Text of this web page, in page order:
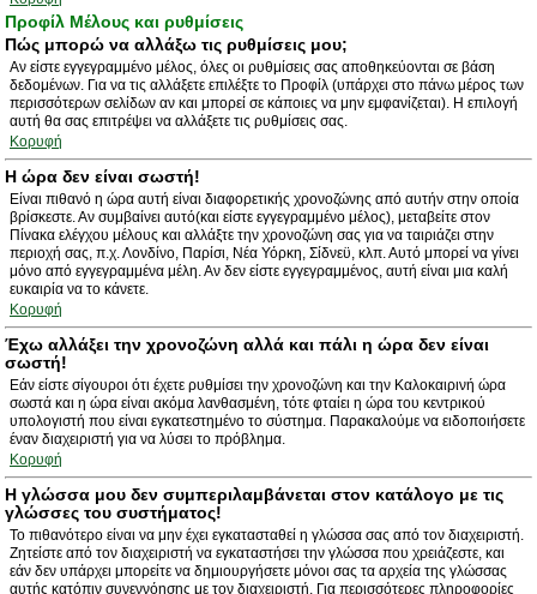
Προφίλ Μέλους και ρυθμίσεις
Πώς μπορώ να αλλάξω τις ρυθμίσεις μου;
Αν είστε εγγεγραμμένο μέλος, όλες οι ρυθμίσεις σας αποθηκεύονται σε βάση
δεδομένων. Για να τις αλλάξετε επιλέξτε το Προφίλ (υπάρχει στο πάνω μέρος των
περισσότερων σελίδων αν και μπορεί σε κάποιες να μην εμφανίζεται). Η επιλογή
αυτή θα σας επιτρέψει να αλλάξετε τις ρυθμίσεις σας.
Κορυφή
Η ώρα δεν είναι σωστή!
Είναι πιθανό η ώρα αυτή είναι διαφορετικής χρονοζώνης από αυτήν στην οποία
βρίσκεστε. Αν συμβαίνει αυτό(και είστε εγγεγραμμένο μέλος), μεταβείτε στον
Πίνακα ελέγχου μέλους και αλλάξτε την χρονοζώνη σας για να ταιριάζει στην
περιοχή σας, π.χ. Λονδίνο, Παρίσι, Νέα Υόρκη, Σίδνεϋ, κλπ. Αυτό μπορεί να γίνει
μόνο από εγγεγραμμένα μέλη. Αν δεν είστε εγγεγραμμένος, αυτή είναι μια καλή
ευκαιρία να το κάνετε.
Κορυφή
Έχω αλλάξει την χρονοζώνη αλλά και πάλι η ώρα δεν είναι
σωστή!
Εάν είστε σίγουροι ότι έχετε ρυθμίσει την χρονοζώνη και την Καλοκαιρινή ώρα
σωστά και η ώρα είναι ακόμα λανθασμένη, τότε φταίει η ώρα του κεντρικού
υπολογιστή που είναι εγκατεστημένο το σύστημα. Παρακαλούμε να ειδοποιήσετε
έναν διαχειριστή για να λύσει το πρόβλημα.
Κορυφή
Η γλώσσα μου δεν συμπεριλαμβάνεται στον κατάλογο με τις
γλώσσες του συστήματος!
Το πιθανότερο είναι να μην έχει εγκατασταθεί η γλώσσα σας από τον διαχειριστή.
Ζητείστε από τον διαχειριστή να εγκαταστήσει την γλώσσα που χρειάζεστε, και
εάν δεν υπάρχει μπορείτε να δημιουργήσετε μόνοι σας τα αρχεία της γλώσσας
αυτής κατόπιν συνεννόησης με τον διαχειριστή. Για περισσότερες πληροφορίες